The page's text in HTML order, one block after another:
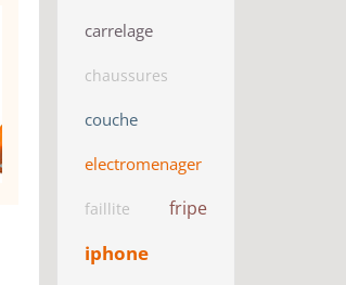
carrelage
chaussures
couche
electromenager
faillite fripe
iphone